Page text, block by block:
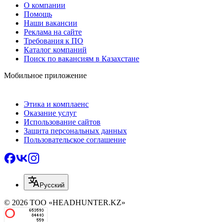
О компании
Помощь
Наши вакансии
Реклама на сайте
Требования к ПО
Каталог компаний
Поиск по вакансиям в Казахстане
Мобильное приложение
Этика и комплаенс
Оказание услуг
Использование сайтов
Защита персональных данных
Пользовательское соглашение
Русский
© 2026 ТОО «HEADHUNTER.KZ»